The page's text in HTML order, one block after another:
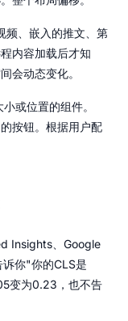
频、嵌入的推文、第
内容加载后才知
会动态变化。
或位置的组件。
按钮。根据用户配
Insights、Google
你"你的CLS是
变为0.23，也不告